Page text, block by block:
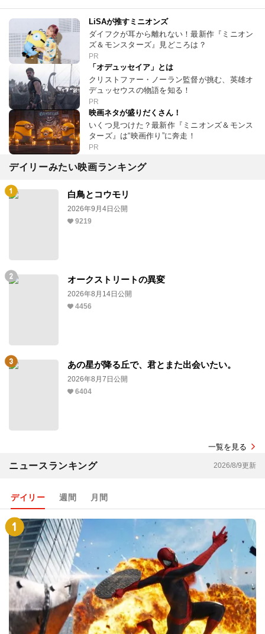
LiSAが推すミニオンズ
ダイフクが耳から離れない！最新作『ミニオン
ズ＆モンスターズ』見どころは？
PR
「オデュッセイア」とは
クリストファー・ノーラン監督が挑む、英雄オ
デュッセウスの物語を知る！
PR
映画ネタが盛りだくさん！
いくつ見つけた？最新作『ミニオンズ＆モンス
ターズ』は“映画作り”に奔走！
PR
デイリーみたい映画ランキング
白鳥とコウモリ
2026年9月4日公開
9219
オークストリートの異変
2026年8月14日公開
4456
あの星が降る丘で、君とまた出会いたい。
2026年8月7日公開
6404
一覧を見る
ニュースランキング 2026/8/9更新
デイリー 週間 月間